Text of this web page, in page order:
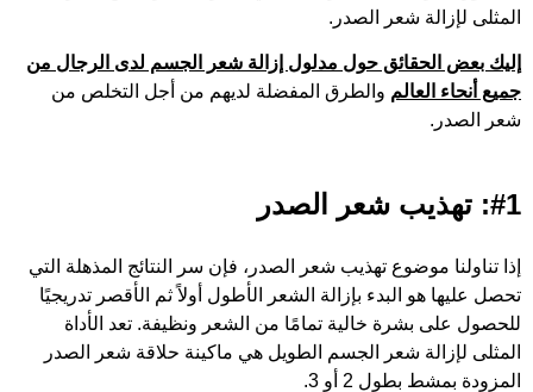
المثلى لإزالة شعر الصدر.
إليك بعض الحقائق حول مدلول إزالة شعر الجسم لدى الرجال من
جميع أنحاء العالم والطرق المفضلة لديهم من أجل التخلص من
شعر الصدر.
#1: تهذيب شعر الصدر
إذا تناولنا موضوع تهذيب شعر الصدر، فإن سر النتائج المذهلة التي
تحصل عليها هو البدء بإزالة الشعر الأطول أولاً ثم الأقصر تدريجيًا
للحصول على بشرة خالية تمامًا من الشعر ونظيفة. تعد الأداة
المثلى لإزالة شعر الجسم الطويل هي ماكينة حلاقة شعر الصدر
المزودة بمشط بطول 2 أو 3.